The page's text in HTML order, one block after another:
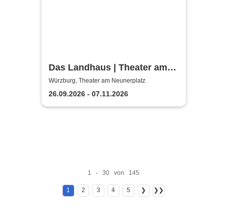
Das Landhaus | Theater am
Neunerplatz
Würzburg, Theater am Neunerplatz
26.09.2026 - 07.11.2026
1 - 30 von 145
1 2 3 4 5 ❯ ❯❯